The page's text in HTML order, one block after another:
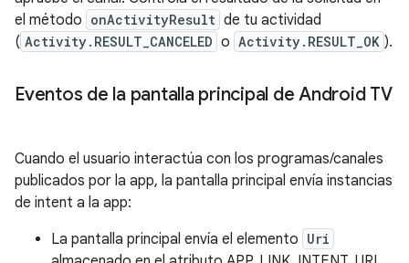
el método onActivityResult de tu actividad
( Activity.RESULT_CANCELED o Activity.RESULT_OK ).
Eventos de la pantalla principal de Android TV
Cuando el usuario interactúa con los programas/canales
publicados por la app, la pantalla principal envía instancias
de intent a la app:
La pantalla principal envía el elemento Uri